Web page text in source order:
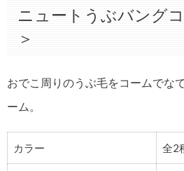
ニュートうぶバング
＞
おでこ周りのうぶ毛をコームでな
ーム。
カラー 全2